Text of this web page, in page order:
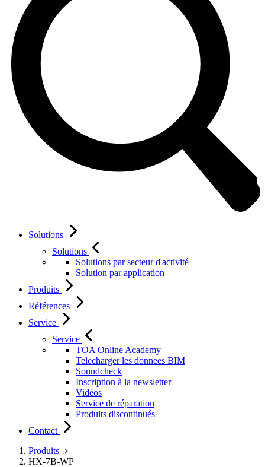
Solutions
Solutions
Solutions par secteur d'activité
Solution par application
Produits
Références
Service
Service
TOA Online Academy
Telecharger les donnees BIM
Soundcheck
Inscription à la newsletter
Vidéos
Service de réparation
Produits discontinués
Contact
Produits
HX-7B-WP